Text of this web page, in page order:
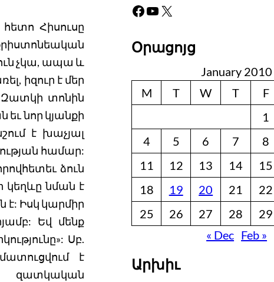
Հիսուսը
չկա, ապա և
իզուր է մեր
Զատկի տոնին
եւ նոր կյանքի
է խաչյալ
համար:
ձուն
կեղևը նման է
է: Իսկ կարմիր
Եվ մենք
Սբ.
է
զատկական
Facebook YouTube X
Օրացոյց
January 2010
M
T W T F
1
4
5 6 7 8
11
12 13 14 15
18
19 20 21 22
25
26 27 28 29
« Dec Feb »
Արխիւ